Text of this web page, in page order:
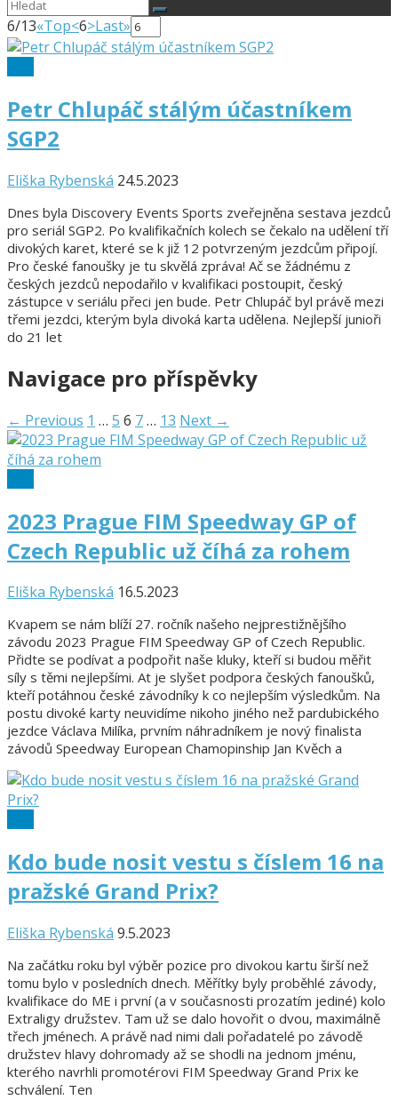
6/13«Top<6>Last»
Petr Chlupáč stálým účastníkem
SGP2
Eliška Rybenská 24.5.2023
Dnes byla Discovery Events Sports zveřejněna sestava jezdců
pro seriál SGP2. Po kvalifikačních kolech se čekalo na udělení tří
divokých karet, které se k již 12 potvrzeným jezdcům připojí.
Pro české fanoušky je tu skvělá zpráva! Ač se žádnému z
českých jezdců nepodařilo v kvalifikaci postoupit, český
zástupce v seriálu přeci jen bude. Petr Chlupáč byl právě mezi
třemi jezdci, kterým byla divoká karta udělena. Nejlepší junioři
do 21 let
Navigace pro příspěvky
← Previous 1 … 5 6 7… 13 Next →
2023 Prague FIM Speedway GP of
Czech Republic už číhá za rohem
Eliška Rybenská 16.5.2023
Kvapem se nám blíží 27. ročník našeho nejprestižnějšího
závodu 2023 Prague FIM Speedway GP of Czech Republic.
Přidte se podívat a podpořit naše kluky, kteří si budou měřit
síly s těmi nejlepšími. At je slyšet podpora českých fanoušků,
kteří potáhnou české závodníky k co nejlepším výsledkům. Na
postu divoké karty neuvidíme nikoho jiného než pardubického
jezdce Václava Milíka, prvním náhradníkem je nový finalista
závodů Speedway European Chamopinship Jan Kvěch a
Kdo bude nosit vestu s číslem 16 na
pražské Grand Prix?
Eliška Rybenská 9.5.2023
Na začátku roku byl výběr pozice pro divokou kartu širší než
tomu bylo v posledních dnech. Měřítky byly proběhlé závody,
kvalifikace do ME i první (a v současnosti prozatím jediné) kolo
Extraligy družstev. Tam už se dalo hovořit o dvou, maximálně
třech jménech. A právě nad nimi dali pořadatelé po závodě
družstev hlavy dohromady až se shodli na jednom jménu,
kterého navrhli promotérovi FIM Speedway Grand Prix ke
schválení. Ten